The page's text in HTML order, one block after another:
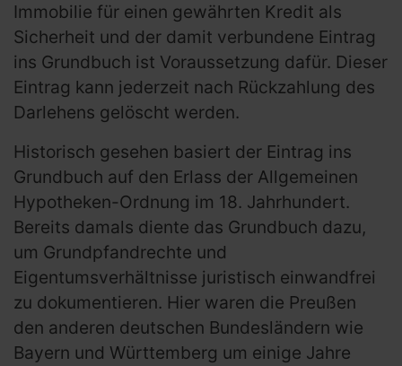
Immobilie für einen gewährten Kredit als
Sicherheit und der damit verbundene Eintrag
ins Grundbuch ist Voraussetzung dafür. Dieser
Eintrag kann jederzeit nach Rückzahlung des
Darlehens gelöscht werden.
Historisch gesehen basiert der Eintrag ins
Grundbuch auf den Erlass der Allgemeinen
Hypotheken-Ordnung im 18. Jahrhundert.
Bereits damals diente das Grundbuch dazu,
um Grundpfandrechte und
Eigentumsverhältnisse juristisch einwandfrei
zu dokumentieren. Hier waren die Preußen
den anderen deutschen Bundesländern wie
Bayern und Württemberg um einige Jahre